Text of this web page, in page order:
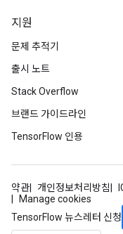
지원
문제 추적기
출시 노트
Stack Overflow
브랜드 가이드라인
TensorFlow 인용
약관 개인정보처리방침
Manage cookies
TensorFlow 뉴스레터 신청